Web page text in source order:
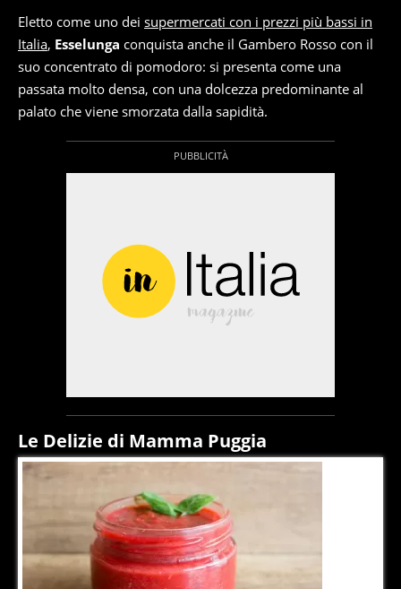
Eletto come uno dei supermercati con i prezzi più bassi in
Italia, Esselunga conquista anche il Gambero Rosso con il
suo concentrato di pomodoro: si presenta come una
passata molto densa, con una dolcezza predominante al
palato che viene smorzata dalla sapidità.
Le Delizie di Mamma Puggia